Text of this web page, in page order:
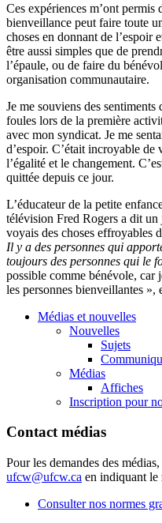
Ces expériences m’ont permis
bienveillance peut faire toute
choses en donnant de l’espoir
être aussi simples que de
l’épaule, ou de faire du
organisation communautaire.
Je me souviens des
foules lors de la première
avec mon syndicat. Je me
d’espoir. C’était incroyable de
l’égalité et le changement.
quittée depuis ce jour.
L’éducateur de la petite
télévision Fred Rogers a dit
voyais des choses effroyables
Il y a des personnes qui
toujours des personnes qui le
possible comme bénévole, car
les personnes bienveillantes »,
Médias et nouvelles
Nouvelles
Sujets
Médias
Affiches
Inscription pour
Contact médias
Pour les demandes des
ufcw@ufcw.ca en indiquant le
Consulter nos normes